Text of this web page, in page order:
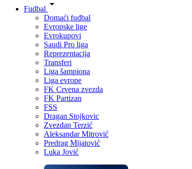
Fudbal
Domaći fudbal
Evropske lige
Evrokupovi
Saudi Pro liga
Reprezentacija
Transferi
Liga šampiona
Liga evrope
FK Crvena zvezda
FK Partizan
FSS
Dragan Stojkovic
Zvezdan Terzić
Aleksandar Mitrović
Predrag Mijatović
Luka Jović